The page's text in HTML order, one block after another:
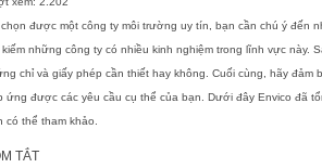
được một công ty môi trường uy tín, bạn cần chú ý đến
kiếm những công ty có nhiều kinh nghiệm trong lĩnh vực này.
chỉ và giấy phép cần thiết hay không. Cuối cùng, hãy đảm
ứng được các yêu cầu cụ thể của bạn. Dưới đây Envico đã
có thể tham khảo.
TẮT